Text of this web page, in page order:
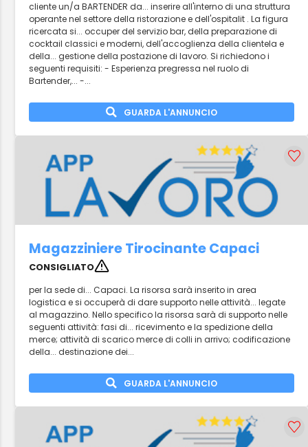
cliente un/a BARTENDER da... inserire all'interno di una struttura
operante nel settore della ristorazione e dell'ospitalit . La figura
ricercata si... occuper del servizio bar, della preparazione di
cocktail classici e moderni, dell'accoglienza della clientela e
della... gestione della postazione di lavoro. Si richiedono i
seguenti requisiti: - Esperienza pregressa nel ruolo di
Bartender,... -...
GUARDA L'ANNUNCIO
Magazziniere Tirocinante Capaci
CONSIGLIATO
per la sede di... Capaci. La risorsa sarà inserito in area
logistica e si occuperà di dare supporto nelle attività... legate
al magazzino. Nello specifico la risorsa sarà di supporto nelle
seguenti attività: fasi di... ricevimento e la spedizione della
merce; attività di scarico merce di colli in arrivo; codificazione
della... destinazione dei...
GUARDA L'ANNUNCIO